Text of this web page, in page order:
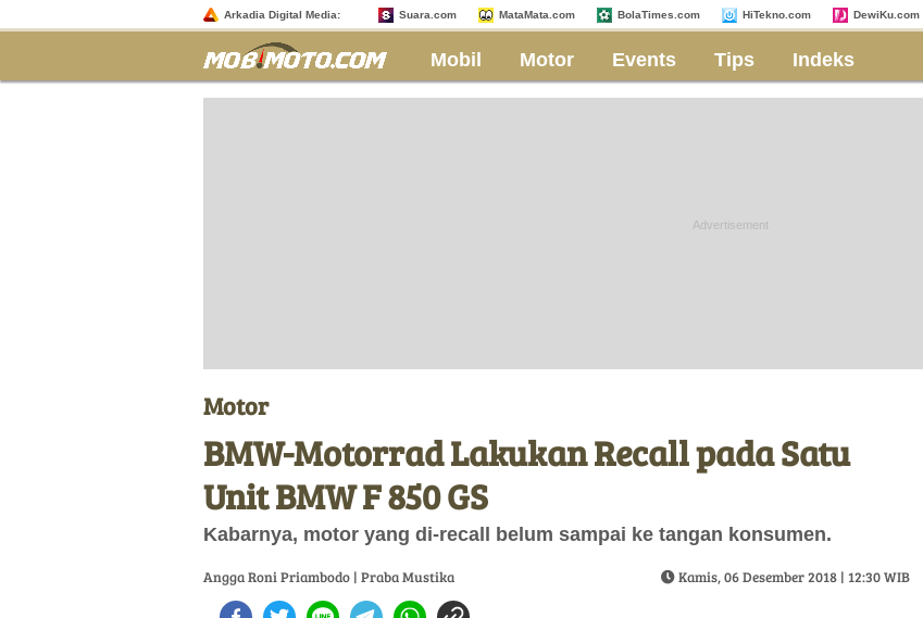
Arkadia Digital Media: Suara.com MataMata.com BolaTimes.com HiTekno.com DewiKu.com
Mobil Motor Events Tips Indeks
Motor
BMW-Motorrad Lakukan Recall pada Satu
Unit BMW F 850 GS
Kabarnya, motor yang di-recall belum sampai ke tangan konsumen.
Angga Roni Priambodo | Praba Mustika Kamis, 06 Desember 2018 | 12:30 WIB